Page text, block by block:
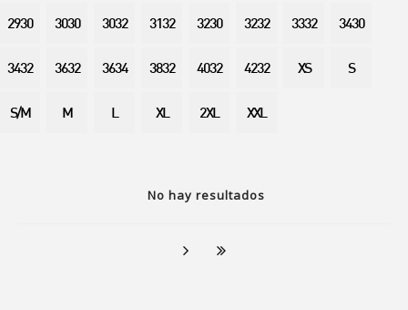
No hay resultados
2930 3030 3032 3132 3230 3232 3332 3430
3432 3632 3634 3832 4032 4232 XS S
S/M M L XL 2XL XXL